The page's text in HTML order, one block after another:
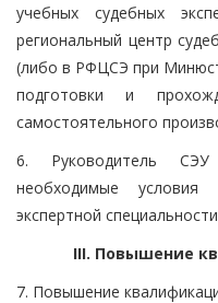
учебных судебных
региональный центр
(либо в РФЦСЭ при
подготовки и
самостоятельного
6. Руководитель
необходимые
экспертной
III. Повышение
7. Повышение